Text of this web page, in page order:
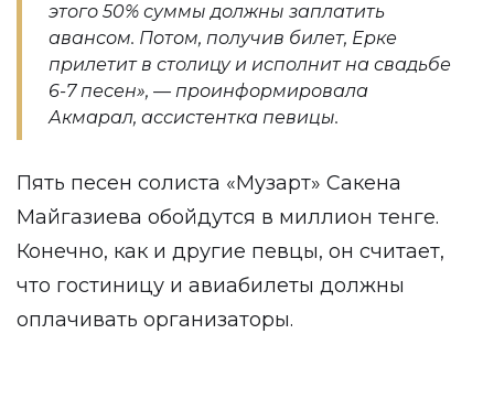
этого 50% суммы должны заплатить
авансом. Потом, получив билет, Ерке
прилетит в столицу и исполнит на свадьбе
6-7 песен», — проинформировала
Акмарал, ассистентка певицы.
Пять песен солиста «Музарт» Сакена
Майгазиева обойдутся в миллион тенге.
Конечно, как и другие певцы, он считает,
что гостиницу и авиабилеты должны
оплачивать организаторы.